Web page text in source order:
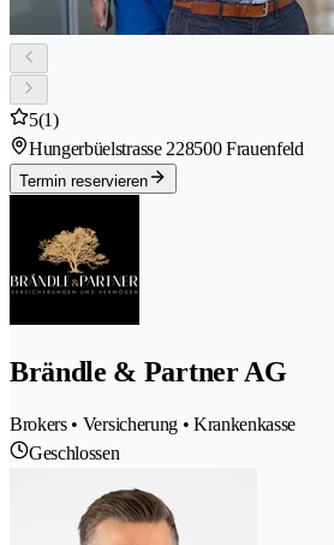
5(1)
Hungerbüelstrasse 228500 Frauenfeld
Termin reservieren
Brändle & Partner AG
Brokers • Versicherung • Krankenkasse
Geschlossen